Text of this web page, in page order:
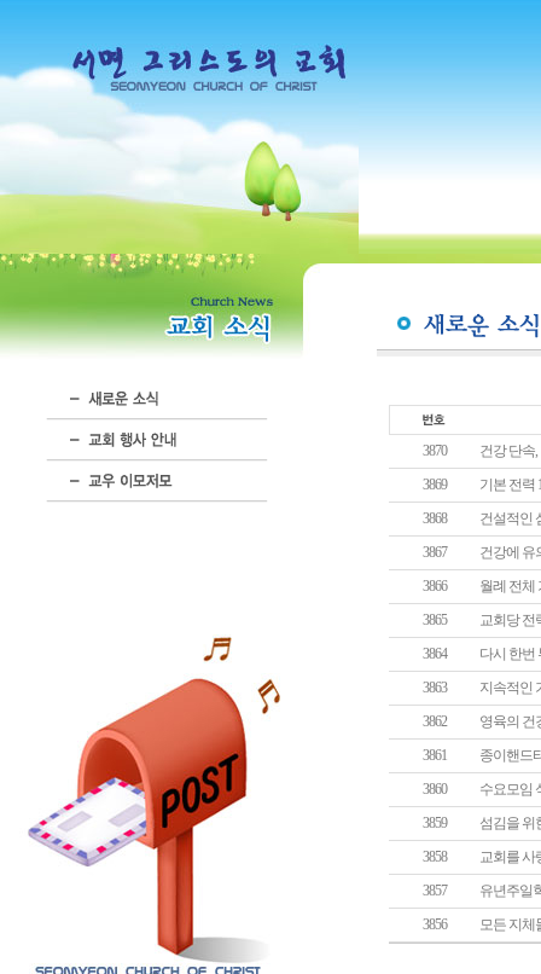
3870
건강 단속,
3869
기본 전력
3868
건설적인
3867
건강에 유
3866
월례 전체
3865
교회당 전
3864
다시 한번
3863
지속적인
3862
영육의 건
3861
종이핸드
3860
수요모임
3859
섬김을 위
3858
교회를 사
3857
유년주일
3856
모든 지체